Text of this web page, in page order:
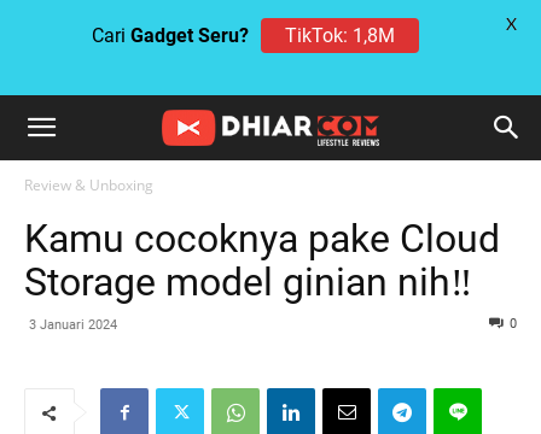
Review & Unboxing
Kamu cocoknya pake Cloud
Storage model ginian nih‼️
3 Januari 2024 0
Cari Gadget Seru? TikTok: 1,8M X